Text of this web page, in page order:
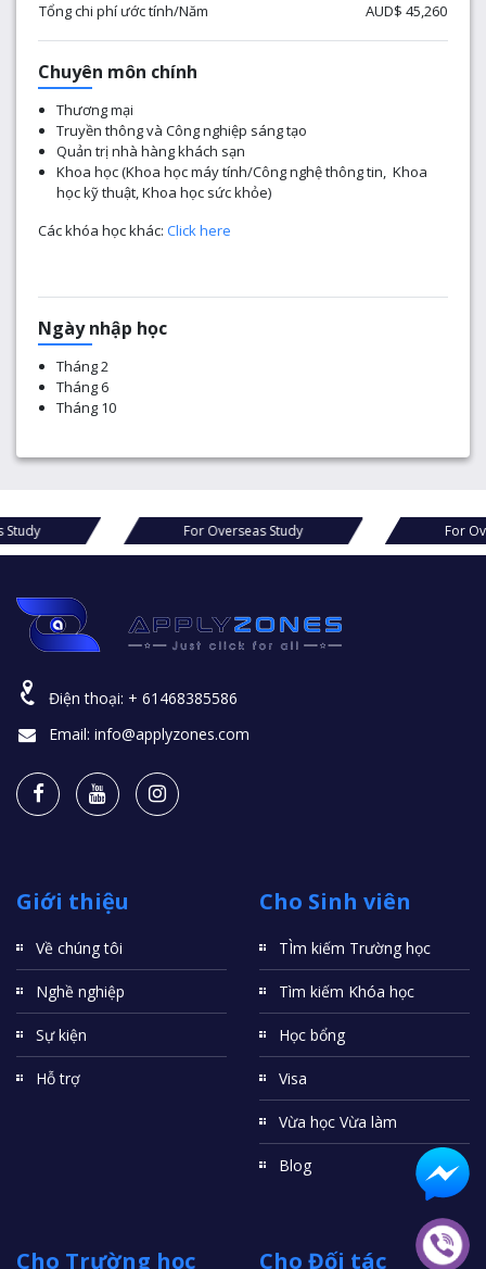
Tổng chi phí ước tính/Năm
AUD$ 45,260
Chuyên môn chính
​Thương mại
Truyền thông và Công nghiệp sáng tạo
Quản trị nhà hàng khách sạn
Khoa học (Khoa học máy tính/Công nghệ thông tin, Khoa
học kỹ thuật, Khoa học sức khỏe)
Các khóa học khác: Click here
Ngày nhập học
Tháng 2
Tháng 6
Tháng 10
Study For Overseas Study
Điện thoại: + 61468385586
Email: info@applyzones.com
Giới thiệu
Về chúng tôi
Nghề nghiệp
Sự kiện
Hỗ trợ
Cho Sinh viên
TÌm kiếm Trường học
Tìm kiếm Khóa học
Học bổng
Visa
Vừa học Vừa làm
Blog
Cho Trường học Cho Đối tác